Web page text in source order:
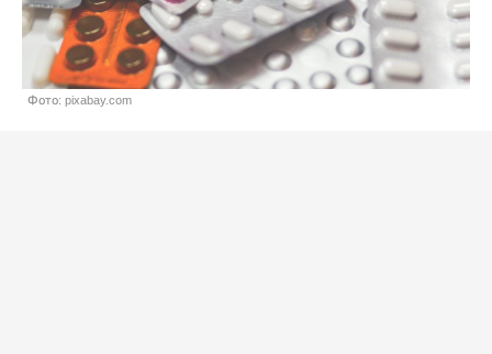
Фото: pixabay.com